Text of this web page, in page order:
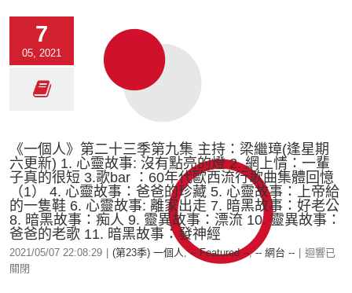
7
05, 2021
《一個人》第二十三季第九集 主持：梁繼璋(逢星期
六更新) 1. 心靈故事: 沒有點亮的燈 2. 網上情：一輩
子真的很短 3.歌bar ：60年代歐西流行歌曲集體回憶
（1） 4. 心靈故事：爸爸的珍藏 5. 心靈故事：上帝給
的一隻鞋 6. 心靈故事: 離家出走 7. 暗黑故事：好老公
8. 暗黑故事：痴人 9. 靈異故事：漂流 10. 靈異故事：
爸爸的老歌 11. 暗黑故事：發神經
2021/05/07 22:08:29 (第23季) 一個人,-- Featured --,-- 網台 --
迴響已
關閉